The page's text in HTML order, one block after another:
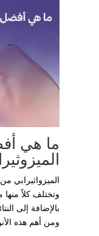
ما هي
الميزواثيرابي
وتختلف كلاً منها
بالإضافة إلى
ومن أهم هذه